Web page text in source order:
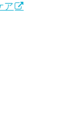
ア